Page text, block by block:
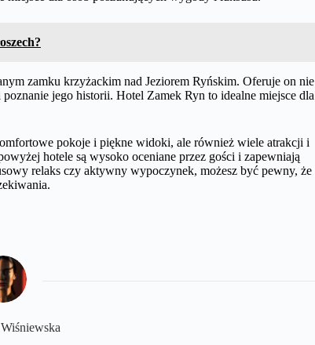
zamku krzyżackim nad Jeziorem Ryńskim. Oferuje on nie
jego historii. Hotel Zamek Ryn to idealne miejsce dla
pokoje i piękne widoki, ale również wiele atrakcji i
hotele są wysoko oceniane przez gości i zapewniają
relaks czy aktywny wypoczynek, możesz być pewny, że